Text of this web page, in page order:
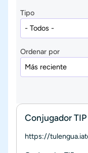
Tipo
Ordenar por
Conjugador TIP
https://